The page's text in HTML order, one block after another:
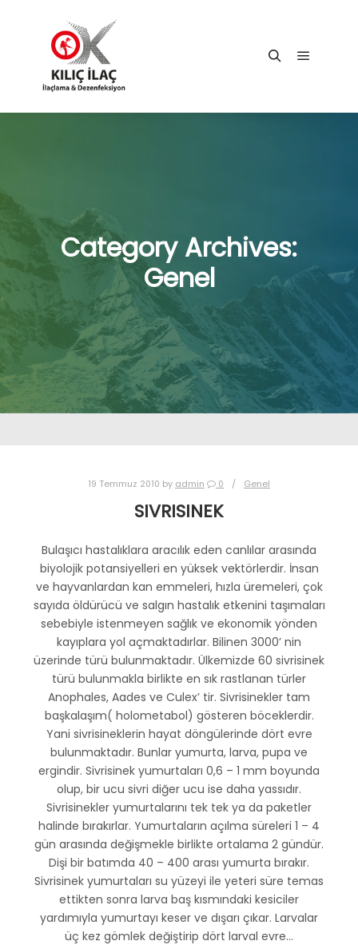
Category Archives:
Genel
19 Temmuz 2010 by admin 0 Genel
SIVRISINEK
Bulaşıcı hastalıklara aracılık eden canlılar arasında
biyolojik potansiyelleri en yüksek vektörlerdir. İnsan
ve hayvanlardan kan emmeleri, hızla üremeleri, çok
sayıda öldürücü ve salgın hastalık etkenini taşımaları
sebebiyle istenmeyen sağlık ve ekonomik yönden
kayıplara yol açmaktadırlar. Bilinen 3000’ nin
üzerinde türü bulunmaktadır. Ülkemizde 60 sivrisinek
türü bulunmakla birlikte en sık rastlanan türler
Anophales, Aades ve Culex’ tir. Sivrisinekler tam
başkalaşım( holometabol) gösteren böceklerdir.
Yani sivrisineklerin hayat döngülerinde dört evre
bulunmaktadır. Bunlar yumurta, larva, pupa ve
ergindir. Sivrisinek yumurtaları 0,6 – 1 mm boyunda
olup, bir ucu sivri diğer ucu ise daha yassıdır.
Sivrisinekler yumurtalarını tek tek ya da paketler
halinde bırakırlar. Yumurtaların açılma süreleri 1 – 4
gün arasında değişmekle birlikte ortalama 2 gündür.
Dişi bir batımda 40 – 400 arası yumurta bırakır.
Sivrisinek yumurtaları su yüzeyi ile yeteri süre temas
ettikten sonra larva baş kısmındaki kesiciler
yardımıyla yumurtayı keser ve dışarı çıkar. Larvalar
üç kez gömlek değiştirip dört larval evre…